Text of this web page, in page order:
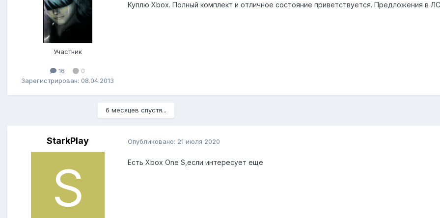
Участник
16
0
Зарегистрирован: 08.04.2013
Куплю Xbox. Полный комплект и отличное состояние приветствуется. Предложения в
6 месяцев спустя...
StarkPlay Опубликовано: 21 июля 2020
Есть Xbox One S,если интересует еще